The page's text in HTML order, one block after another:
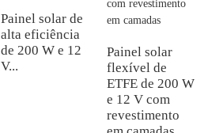
Painel solar de
alta eficiência
de 200 W e 12
V...
Painel solar
flexível de
ETFE de 200 W
e 12 V com
revestimento